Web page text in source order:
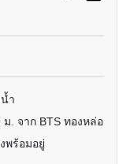
ำ
ม. จาก BTS ทองหล่อ
พร้อมอยู่